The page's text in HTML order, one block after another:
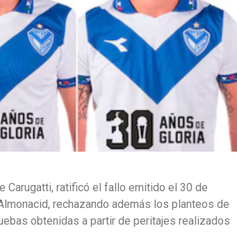
Carugatti, ratificó el fallo emitido el 30 de
rechazando además los planteos de
obtenidas a partir de peritajes realizados